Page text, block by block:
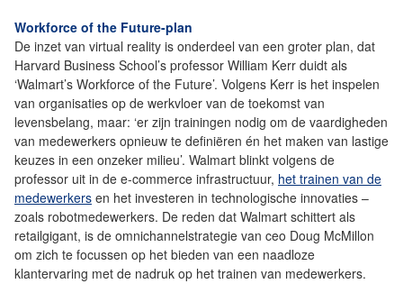
Workforce of the Future-plan
De inzet van virtual reality is onderdeel van een groter plan, dat
Harvard Business School’s professor William Kerr duidt als
‘Walmart’s Workforce of the Future’. Volgens Kerr is het inspelen
van organisaties op de werkvloer van de toekomst van
levensbelang, maar: ‘er zijn trainingen nodig om de vaardigheden
van medewerkers opnieuw te definiëren én het maken van lastige
keuzes in een onzeker milieu’. Walmart blinkt volgens de
professor uit in de e-commerce infrastructuur, het trainen van de
medewerkers en het investeren in technologische innovaties –
zoals robotmedewerkers. De reden dat Walmart schittert als
retailgigant, is de omnichannelstrategie van ceo Doug McMillon
om zich te focussen op het bieden van een naadloze
klantervaring met de nadruk op het trainen van medewerkers.